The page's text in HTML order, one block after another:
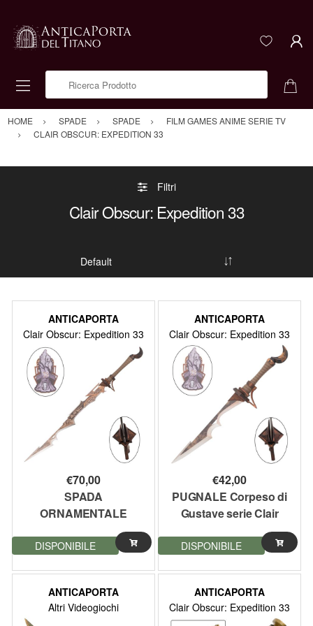
HOME SPADE SPADE
FILM GAMES ANIME SERIE TV
CLAIR OBSCUR: EXPEDITION 33
Filtri
Clair Obscur: Expedition 33
ANTICAPORTA
Clair Obscur: Expedition 33
€70,00
SPADA
ORNAMENTALE
Corpeso di Gustave
Serie Clair Obscur
DISPONIBILE
ANTICAPORTA
Clair Obscur: Expedition 33
€42,00
PUGNALE Corpeso di
Gustave serie Clair
Obscur Expedition 33
lunghezza 50,5 cm
DISPONIBILE
ANTICAPORTA
Altri Videogiochi
ANTICAPORTA
Clair Obscur: Expedition 33